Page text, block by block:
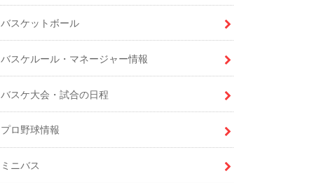
バスケットボール
バスケルール・マネージャー情報
バスケ大会・試合の日程
プロ野球情報
ミニバス